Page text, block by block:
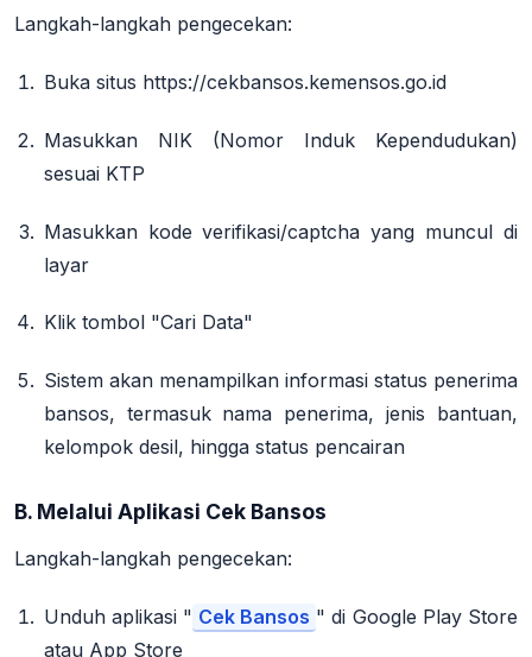
Langkah-langkah pengecekan:
Buka situs https://cekbansos.kemensos.go.id
Masukkan NIK (Nomor Induk Kependudukan)
sesuai KTP
Masukkan kode verifikasi/captcha yang muncul di
layar
Klik tombol "Cari Data"
Sistem akan menampilkan informasi status penerima
bansos, termasuk nama penerima, jenis bantuan,
kelompok desil, hingga status pencairan
B. Melalui Aplikasi Cek Bansos
Langkah-langkah pengecekan:
Unduh aplikasi " Cek Bansos " di Google Play Store
atau App Store